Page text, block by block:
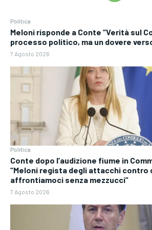
Politica
Meloni risponde a Conte “Verità sul
processo politico, ma un dovere
7 Agosto 2026
Politica
Conte dopo l’audizione fiume in
“Meloni regista degli attacchi contro
affrontiamoci senza mezzucci”
7 Agosto 2026